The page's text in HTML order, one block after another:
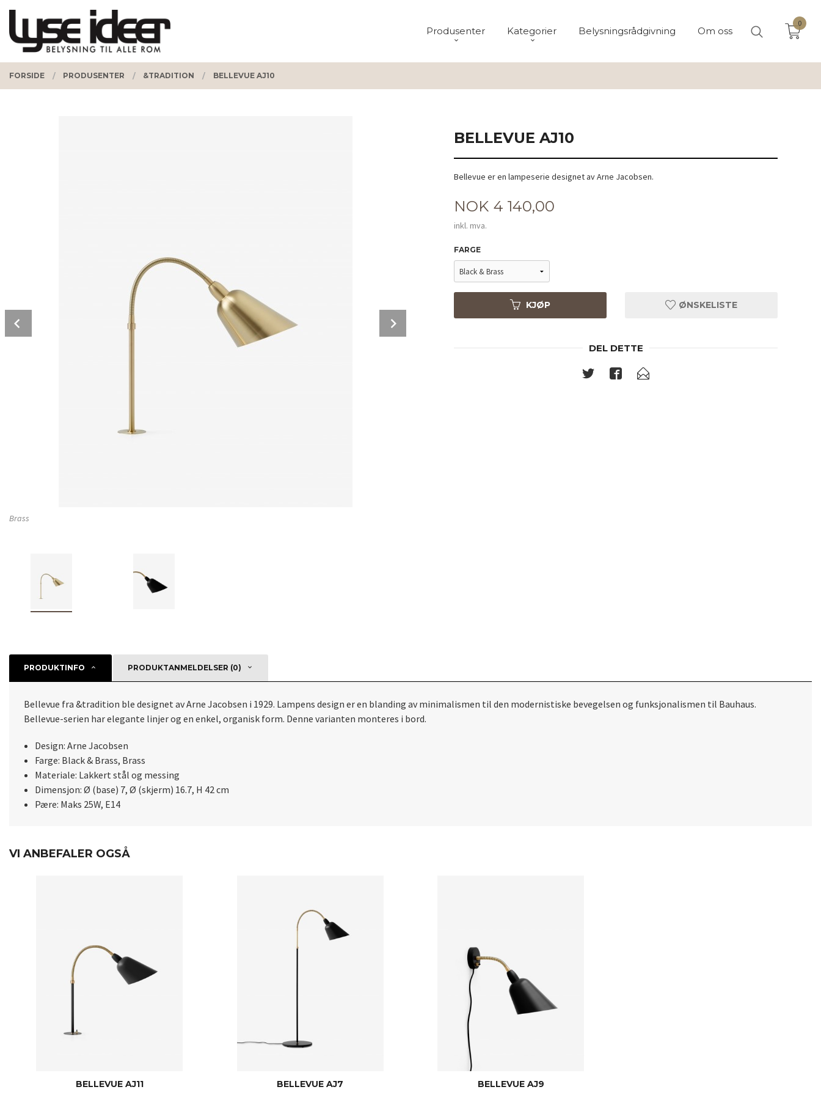
Gå
innholdet
PRODUKTER
Produsenter Kategorier Belysningsrådgivning Om oss
0
FORSIDE PRODUSENTER &TRADITION BELLEVUE AJ10
Brass
BELLEVUE AJ10
Bellevue er en lampeserie designet av Arne Jacobsen.
Pris
NOK 4 140,00
inkl. mva.
FARGE
KJØP ØNSKELISTE
DEL DETTE
PRODUKTINFO PRODUKTANMELDELSER (0)
Bellevue fra &tradition ble designet av Arne Jacobsen i 1929. Lampens design er en blanding av minimalismen til den modernistiske bevegelsen og funksjonalismen til Bauhaus.
Bellevue-serien har elegante linjer og en enkel, organisk form. Denne varianten monteres i bord.
Design: Arne Jacobsen
Farge: Black & Brass, Brass
Materiale: Lakkert stål og messing
Dimensjon: Ø (base) 7, Ø (skjerm) 16.7, H 42 cm
Pære: Maks 25W, E14
VI ANBEFALER OGSÅ
BELLEVUE AJ11 BELLEVUE AJ7 BELLEVUE AJ9